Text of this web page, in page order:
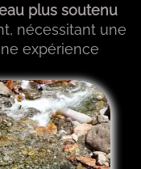
plus soutenu
nécessitant une
expérience